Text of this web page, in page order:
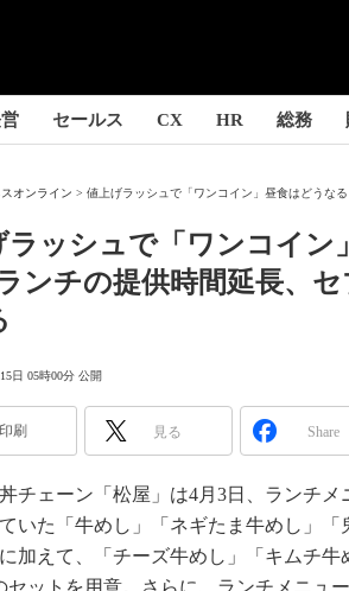
セールス CX HR 総務
オンライン 値上げラッシュで「ワンコイン」昼食はどうな
ラッシュで「ワンコイ
ンチの提供時間延長、
日 05時00分 公開
印刷 見る Share
チェーン「松屋」は4月3日、ランチメ
いた「牛めし」「ネギたま牛めし」「
加えて、「チーズ牛めし」「キムチ
セットを用意。さらに、ランチメニュ